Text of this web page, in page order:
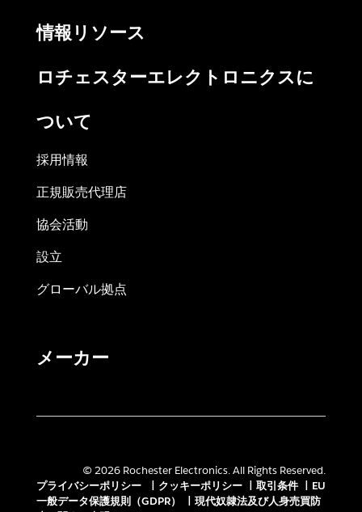
情報リソース
ロチェスターエレクトロニクスに
ついて
採用情報
正規販売代理店
協会活動
設立
グローバル拠点
メーカー
© 2026 Rochester Electronics. All Rights Reserved.
プライバシーポリシー
クッキーポリシー 取引条件
EU
一般データ保護規則（GDPR）
現代奴隷法及び人身売買防